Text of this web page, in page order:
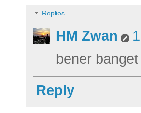
Replies
HM Zwan
bener
Reply